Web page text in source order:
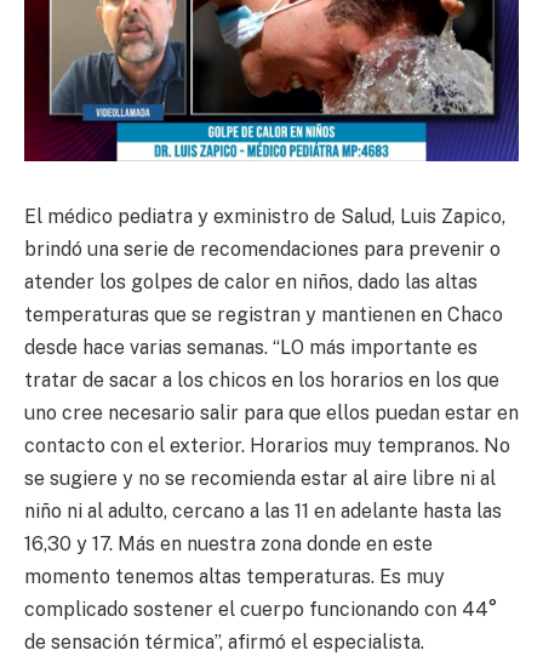
El médico pediatra y exministro de Salud, Luis Zapico,
brindó una serie de recomendaciones para prevenir o
atender los golpes de calor en niños, dado las altas
temperaturas que se registran y mantienen en Chaco
desde hace varias semanas. “LO más importante es
tratar de sacar a los chicos en los horarios en los que
uno cree necesario salir para que ellos puedan estar en
contacto con el exterior. Horarios muy tempranos. No
se sugiere y no se recomienda estar al aire libre ni al
niño ni al adulto, cercano a las 11 en adelante hasta las
16,30 y 17. Más en nuestra zona donde en este
momento tenemos altas temperaturas. Es muy
complicado sostener el cuerpo funcionando con 44°
de sensación térmica”, afirmó el especialista.